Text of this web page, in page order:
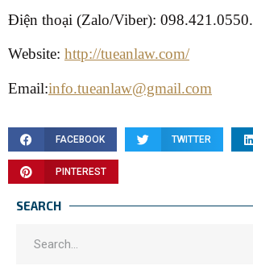
Điện thoại (Zalo/Viber): 098.421.0550.
Website: http://tueanlaw.com/
Email:info.tueanlaw@gmail.com
FACEBOOK TWITTER
PINTEREST
SEARCH